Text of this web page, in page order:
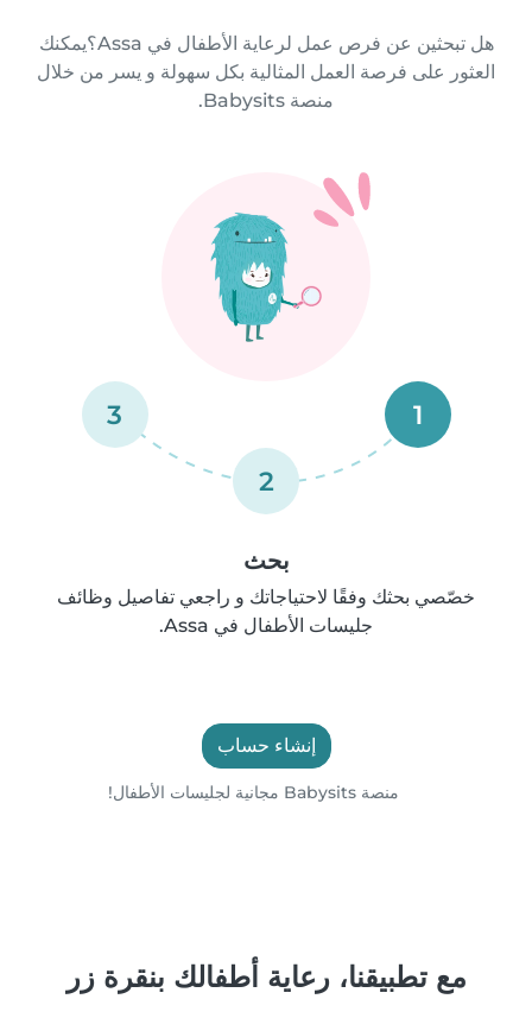
هل تبحثين عن فرص عمل لرعاية الأطفال في Assa؟يمكنك
العثور على فرصة العمل المثالية بكل سهولة و يسر من خلال
منصة Babysits.
1
2
3
بحث
خصّصي بحثك وفقًا لاحتياجاتك و راجعي تفاصيل وظائف
جليسات الأطفال في Assa.
إنشاء حساب
منصة Babysits مجانية لجليسات الأطفال!
مع تطبيقنا، رعاية أطفالك بنقرة زر